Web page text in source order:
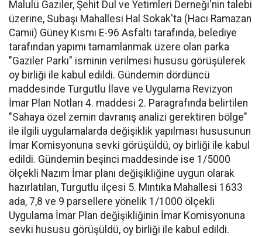
Malulü Gaziler, Şehit Dul ve Yetimleri Derneği'nin talebi
üzerine, Subaşı Mahallesi Hal Sokak'ta (Hacı Ramazan
Camii) Güney Kısmı E-96 Asfaltı tarafında, belediye
tarafından yapımı tamamlanmak üzere olan parka
"Gaziler Parkı" isminin verilmesi hususu görüşülerek
oy birliği ile kabul edildi. Gündemin dördüncü
maddesinde Turgutlu İlave ve Uygulama Revizyon
İmar Plan Notları 4. maddesi 2. Paragrafında belirtilen
"Sahaya özel zemin davranış analizi gerektiren bölge"
ile ilgili uygulamalarda değişiklik yapılması hususunun
İmar Komisyonuna sevki görüşüldü, oy birliği ile kabul
edildi. Gündemin beşinci maddesinde ise 1/5000
ölçekli Nazım İmar planı değişikliğine uygun olarak
hazırlatılan, Turgutlu ilçesi 5. Mıntıka Mahallesi 1633
ada, 7,8 ve 9 parsellere yönelik 1/1000 ölçekli
Uygulama İmar Plan değişikliğinin İmar Komisyonuna
sevki hususu görüşüldü, oy birliği ile kabul edildi.